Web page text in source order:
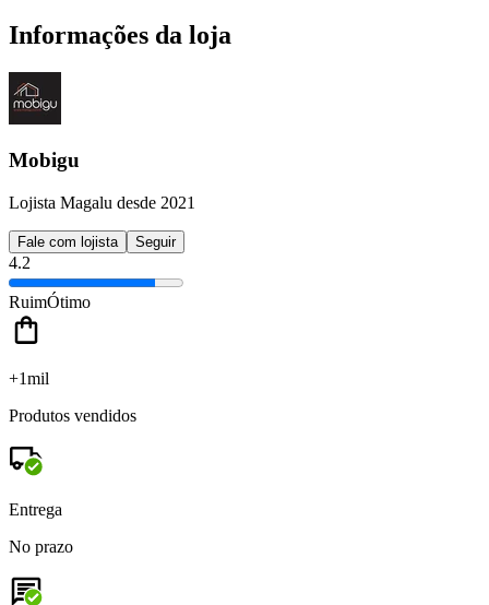
Informações da loja
Mobigu
Lojista Magalu desde 2021
Fale com lojista Seguir
4.2
RuimÓtimo
+1mil
Produtos vendidos
Entrega
No prazo